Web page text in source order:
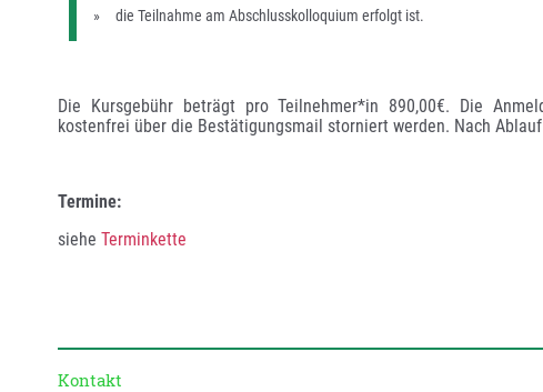
die Teilnahme am Abschlusskolloquium erfolgt ist.
Die Kursgebühr beträgt pro Teilnehmer*in 890,00€. Die
kostenfrei über die Bestätigungsmail storniert werden. Nach
Termine:
siehe Terminkette
Kontakt